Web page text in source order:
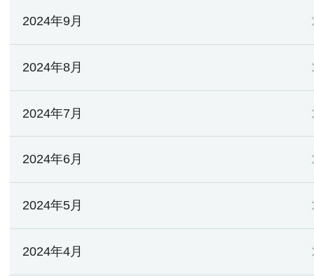
2024年9月
2024年8月
2024年7月
2024年6月
2024年5月
2024年4月